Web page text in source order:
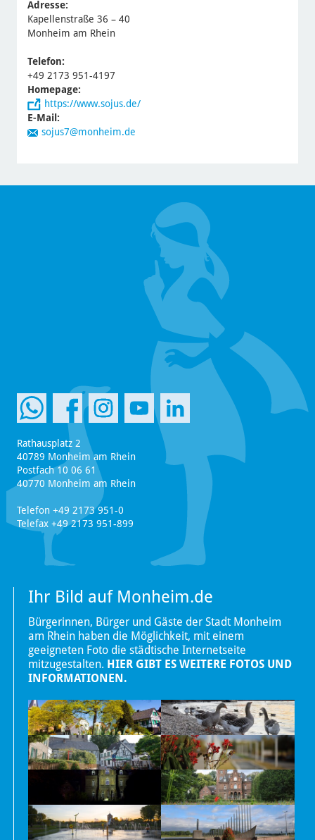
Adresse:
Kapellenstraße 36 – 40
Monheim am Rhein
Telefon:
+49 2173 951-4197
Homepage:
https://www.sojus.de/
E-Mail:
sojus7@monheim.de
Rathausplatz 2
40789 Monheim am Rhein
Postfach 10 06 61
40770 Monheim am Rhein
Telefon +49 2173 951-0
Telefax +49 2173 951-899
Ihr Bild auf Monheim.de
Bürgerinnen, Bürger und Gäste der Stadt Monheim
am Rhein haben die Möglichkeit, mit einem
geeigneten Foto die städtische Internetseite
mitzugestalten. HIER GIBT ES WEITERE FOTOS UND
INFORMATIONEN.